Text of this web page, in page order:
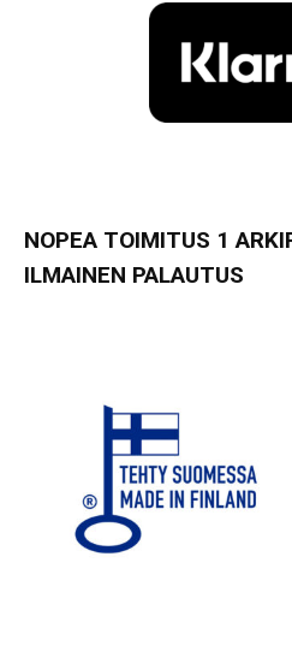
NOPEA TOIMITUS 1
ILMAINEN PALAUTUS